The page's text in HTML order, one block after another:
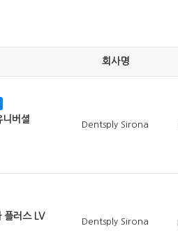
회사명
버셜
Dentsply Sirona
플러스 LV
Dentsply Sirona